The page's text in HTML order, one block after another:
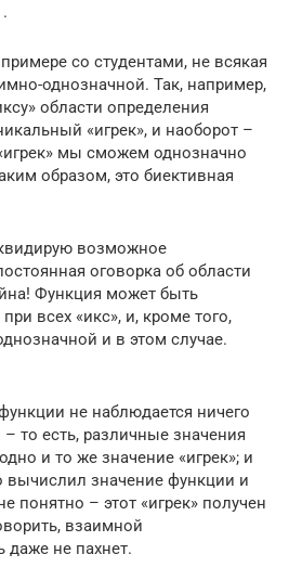
со студентами, не всякая
однозначной. Так, например,
области определения
«игрек», и наоборот –
мы сможем однозначно
образом, это биективная
возможное
оговорка об области
Функция может быть
всех «икс», и, кроме того,
и в этом случае.
не наблюдается ничего
то есть, различные значения
и то же значение «игрек»; и
вычислил значение функции и
понятно – этот «игрек» получен
взаимной
даже не пахнет.